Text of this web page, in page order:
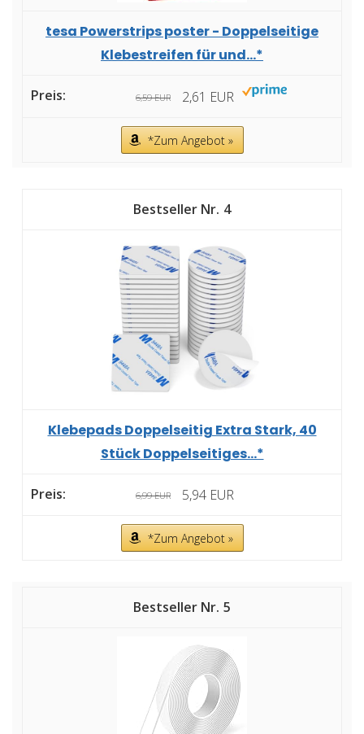
tesa Powerstrips poster - Doppelseitige
Klebestreifen für und...*
6,59 EUR 2,61 EUR
*Zum Angebot »
4
Klebepads Doppelseitig Extra Stark, 40
Stück Doppelseitiges...*
6,99 EUR 5,94 EUR
*Zum Angebot »
5